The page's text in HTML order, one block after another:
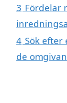
3 Fördelar
4 Sök
de